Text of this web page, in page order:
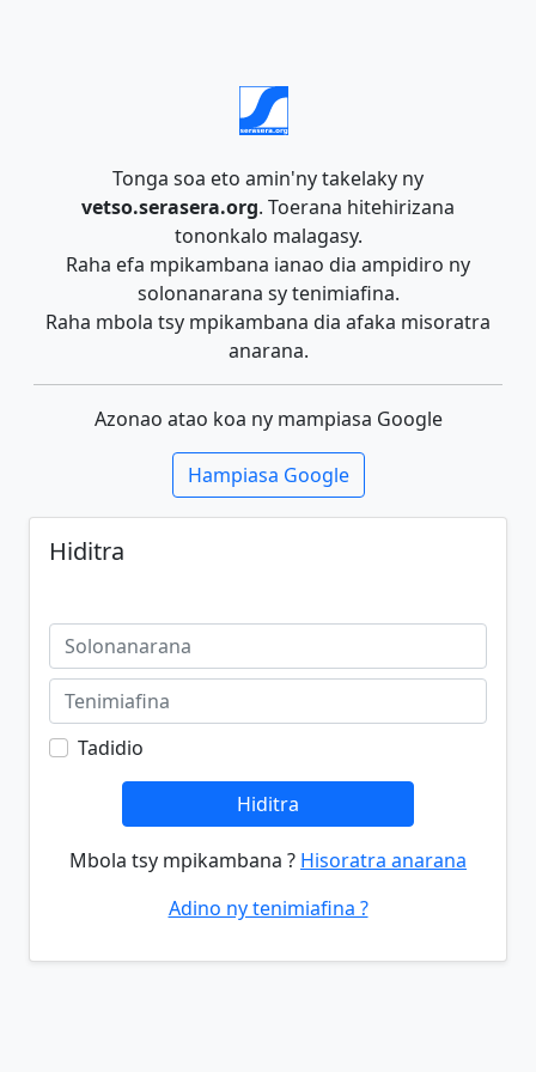
Tonga soa eto amin'ny takelaky ny
vetso.serasera.org. Toerana hitehirizana
tononkalo malagasy.
Raha efa mpikambana ianao dia ampidiro ny
solonanarana sy tenimiafina.
Raha mbola tsy mpikambana dia afaka misoratra
anarana.
Azonao atao koa ny mampiasa Google
Hampiasa Google
Hiditra
Tadidio
Hiditra
Mbola tsy mpikambana ? Hisoratra anarana
Adino ny tenimiafina ?